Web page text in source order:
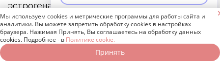
эстрогена, приостанавливая развитие онко-
процесса у женщин, позволяют продлить
период репродукции, предотвратить
увядание кожи и организма, связанное с
Неинтересно
Мы используем cookies и метрические программы для работы сайта и
аналитики. Вы можете запретить обработку cookies в настройках
браузера. Нажимая Принять, Вы соглашаетесь на обработку данных
cookies. Подробнее - в Политике cookie.
Принять